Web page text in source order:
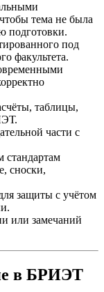
тема не была
подготовки.
под
факультета.
таблицы,
части с
сноски,
защиты с учётом
или замечаний
в БРИЭТ